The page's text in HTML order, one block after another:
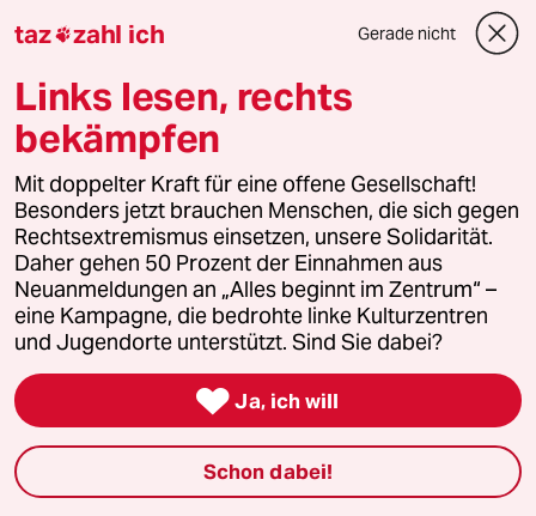
Konsum- und Reichtumsmetropolen.
Die vormals sozialrevolutionäre Arbeiter- und
Gewerkschaftsbewegung wurde durch die
klassenübergreifende rechts-
sozialdemokratische „Sozialpartnerschaft“, –
zwischen der Putzfrau und den Siemens-
Springer-Mohn-Quandts, bürgerlich-
ideologisch und gesellschaftspolitisch,
erfolgreich ersetzt.
Heute orientieren sich fast alle sozialen
Bewegungen am kapitalistischen
Konsumparadies in den westlichen und
östlichen -imperialistischen- Metropolen. Ein
Siegeszug der spätbürgerlichen
Bewusstseinslagen, bis in die ärmsten
Weltregionen. Auch die materielle, die
taz zahl ich Gerade nicht
Links lesen, rechts
bekämpfen
Mit doppelter Kraft für eine offene Gesellschaft!
Besonders jetzt brauchen Menschen, die sich gegen
Rechtsextremismus einsetzen, unsere Solidarität.
Daher gehen 50 Prozent der Einnahmen aus
Neuanmeldungen an „Alles beginnt im Zentrum“ –
eine Kampagne, die bedrohte linke Kulturzentren
und Jugendorte unterstützt. Sind Sie dabei?
 Ja, ich will
Schon dabei!